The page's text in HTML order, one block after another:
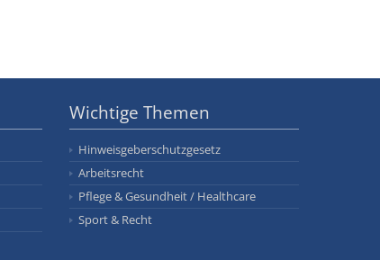
Wichtige Themen
Hinweisgeberschutzgesetz
Arbeitsrecht
Pflege & Gesundheit / Healthcare
Sport & Recht